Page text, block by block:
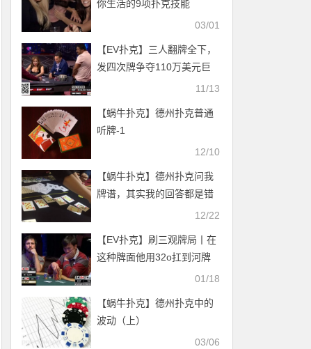
你生活的9项扑克技能
03/01
【EV扑克】三人翻牌全下，
发四次牌争夺110万美元巨
11/13
【蜗牛扑克】德州扑克普通
听牌-1
12/10
【蜗牛扑克】德州扑克问我
牌谱，其实我的回答都是错
12/22
【EV扑克】刷三观牌局丨在
这种牌面他用32o扛到河牌
01/18
【蜗牛扑克】德州扑克中的
波动（上）
03/06